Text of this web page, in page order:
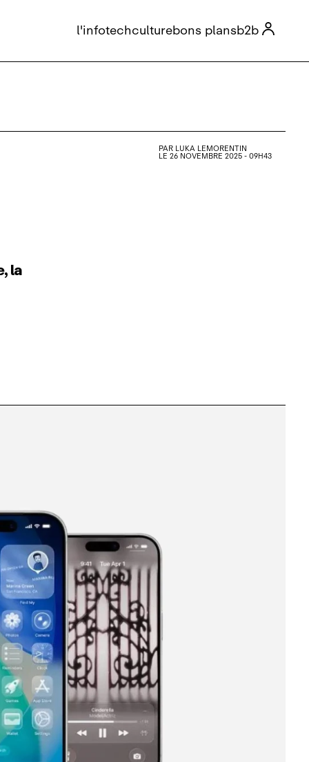

l'infotechculturebons plansb2b
PAR LUKA LEMORENTIN
LE 26 NOVEMBRE 2025 - 09H43
la